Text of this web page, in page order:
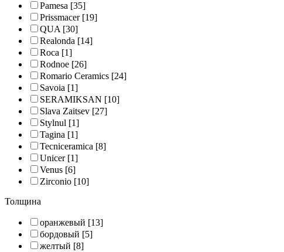
Pamesa [35]
Prissmacer[19]
QUA[30]
Realonda [14]
Roca [1]
Rodnoe [26]
Romario Ceramics [24]
Savoia [1]
SERAMIKSAN [10]
Slava Zaitsev [27]
Stylnul [1]
Tagina [1]
Tecniceramica [8]
Unicer[1]
Venus [6]
Zirconio [10]
Толщина
оранжевый [13]
бордовый [5]
желтый [8]